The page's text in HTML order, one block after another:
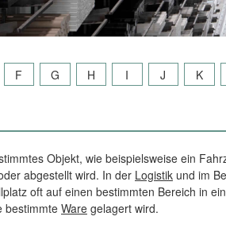
F G H I J K
Objekt, wie beispielsweise ein
abgestellt wird. In der Logistik und im
oft auf einen bestimmten Bereich in
bestimmte Ware gelagert wird.